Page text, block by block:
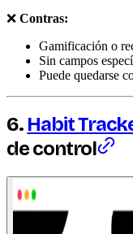
❌ Contras:
Gamificación o
Sin campos
Puede quedarse
6. Habit
de control